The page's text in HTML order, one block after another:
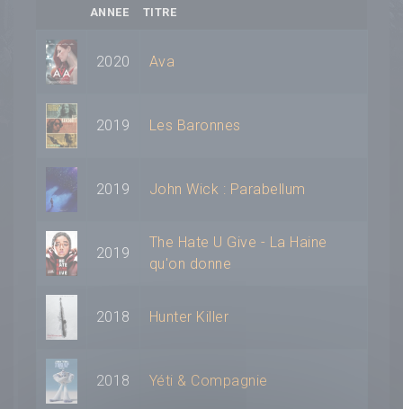
ANNEE TITRE
2020 Ava
2019 Les Baronnes
2019 John Wick : Parabellum
2019
The Hate U Give - La Haine
qu'on donne
2018 Hunter Killer
2018 Yéti & Compagnie